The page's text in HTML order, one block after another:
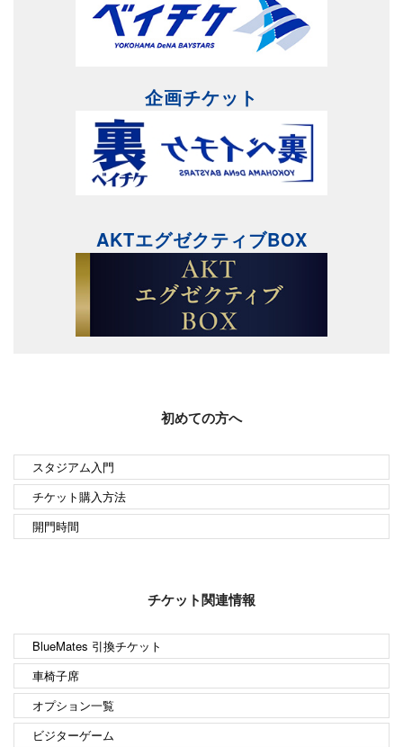
企画チケット
AKTエグゼクティブBOX
初めての方へ
スタジアム入門
チケット購入方法
開門時間
チケット関連情報
BlueMates 引換チケット
車椅子席
オプション一覧
ビジターゲーム